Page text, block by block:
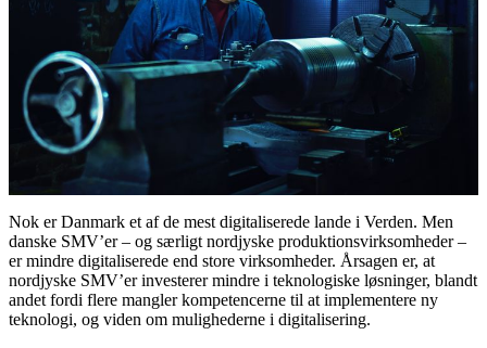
Nok er Danmark et af de mest digitaliserede lande i Verden. Men
danske SMV’er – og særligt nordjyske produktionsvirksomheder –
er mindre digitaliserede end store virksomheder. Årsagen er, at
nordjyske SMV’er investerer mindre i teknologiske løsninger, blandt
andet fordi flere mangler kompetencerne til at implementere ny
teknologi, og viden om mulighederne i digitalisering.